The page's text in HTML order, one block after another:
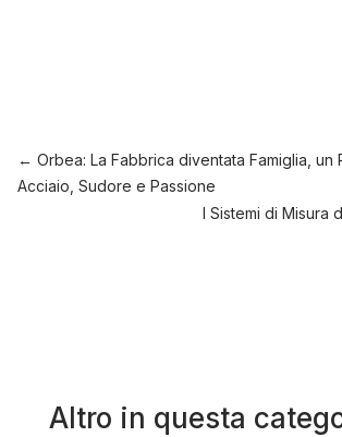
←Orbea: La Fabbrica diventata Famiglia, un
Acciaio, Sudore e Passione
I Sistemi di Misura
Altro in questa